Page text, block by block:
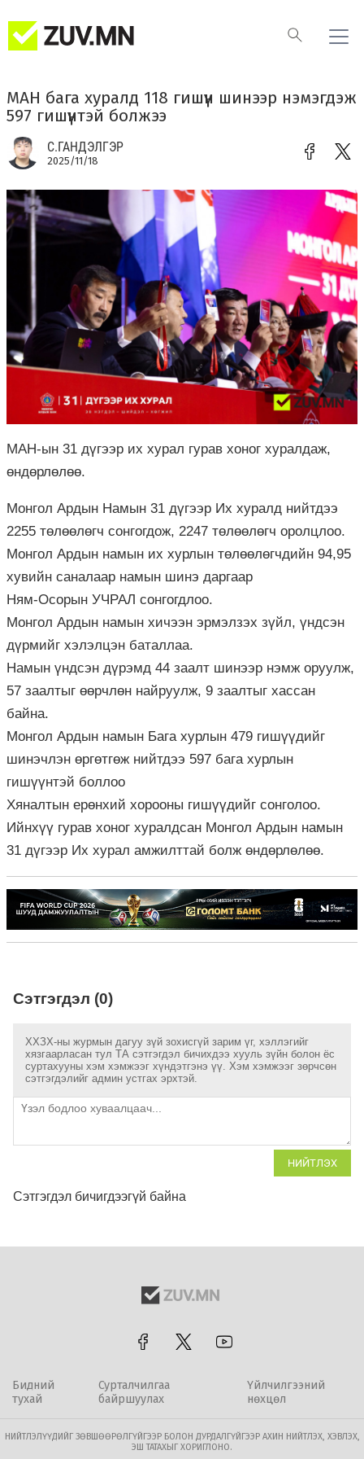
МАН бага хуралд 118 гишүүн шинээр нэмэгдэж
597 гишүүнтэй болжээ
С.ГАНДЭЛГЭР
2025/11/18
МАН-ын 31 дүгээр их хурал гурав хоног хуралдаж,
өндөрлөлөө.
Монгол Ардын Намын 31 дүгээр Их хуралд нийтдээ
2255 төлөөлөгч сонгогдож, 2247 төлөөлөгч оролцлоо.
Монгол Ардын намын их хурлын төлөөлөгчдийн 94,95
хувийн саналаар намын шинэ даргаар
Ням-Осорын УЧРАЛ сонгогдлоо.
Монгол Ардын намын хичээн эрмэлзэх зүйл, үндсэн
дүрмийг хэлэлцэн баталлаа.
Намын үндсэн дүрэмд 44 заалт шинээр нэмж оруулж,
57 заалтыг өөрчлөн найруулж, 9 заалтыг хассан
байна.
Монгол Ардын намын Бага хурлын 479 гишүүдийг
шинэчлэн өргөтгөж нийтдээ 597 бага хурлын
гишүүнтэй боллоо
Хяналтын ерөнхий хорооны гишүүдийг сонголоо.
Ийнхүү гурав хоног хуралдсан Монгол Ардын намын
31 дүгээр Их хурал амжилттай болж өндөрлөлөө.
Сэтгэгдэл (0)
ХХЗХ-ны журмын дагуу зүй зохисгүй зарим үг, хэллэгийг
хязгаарласан тул ТА сэтгэгдэл бичихдээ хууль зүйн болон ёс
суртахууны хэм хэмжээг хүндэтгэнэ үү. Хэм хэмжээг зөрчсөн
сэтгэгдэлийг админ устгах эрхтэй.
НИЙТЛЭХ
Сэтгэгдэл бичигдээгүй байна
Бидний
тухай
Сурталчилгаа
байршуулах
Үйлчилгээний
нөхцөл
НИЙТЛЭЛҮҮДИЙГ ЗӨВШӨӨРӨЛГҮЙГЭЭР БОЛОН ДУРДАЛГҮЙГЭЭР АХИН НИЙТЛЭХ, ХЭВЛЭХ,
ЭШ ТАТАХЫГ ХОРИГЛОНО.